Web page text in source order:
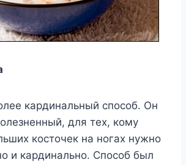
кардинальный способ. Он
для тех, кому
косточек на ногах нужно
и кардинально. Способ был